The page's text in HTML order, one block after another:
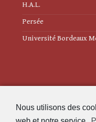
Nous utilisons des
H.A.L.
Persée
Université Bordeaux
Politique de cookies